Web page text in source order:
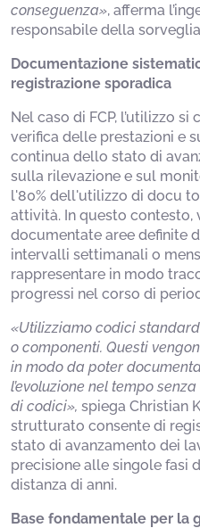
conseguenza», afferma
responsabile della
Documentazione
registrazione sporadica
Nel caso di FCP, l’utilizzo
verifica delle prestazioni e
continua dello stato di
sulla rilevazione e sul
l'80% dell'utilizzo di docu
attività. In questo contesto,
documentate aree definite
intervalli settimanali o
rappresentare in modo
progressi nel corso di
«Utilizziamo codici
o componenti. Questi
in modo da poter
l’evoluzione nel tempo
di codici», spiega Christian
strutturato consente di
stato di avanzamento dei
precisione alle singole fasi
distanza di anni.
Base fondamentale per la